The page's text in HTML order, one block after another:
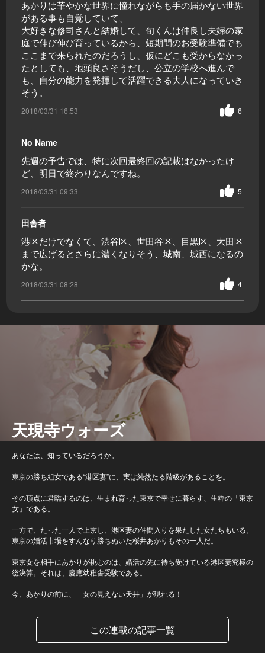
あかりは華やかな世界に憧れながらも手の届かない世界
がある事も自覚していて、
大好きな修司さんと結婚して、旬くんは仲良し夫婦の家
庭で伸び伸び育っているから、短期間のお受験準備でも
ここまで来られたのだろうし、仮にどこも受からなかっ
たとしても、地頭良さそうだし、公立の学校へ進んで
も、自分の能力を発揮して活躍できる大人になっていき
そう。
2018/03/31 16:53 6
No Name
先週の予告では、特に次回最終回の記載はなかったけ
ど、明日で終わりなんですね。
2018/03/31 09:33 5
田舎者
港区だけでなくて、渋谷区、世田谷区、目黒区、大田区
まで広げるとさらに濃くなりそう、城南、城西になるの
かな。
2018/03/31 08:28 4
天現寺ウォーズ
あなたは、知っているだろうか。
東京の勝ち組女である“港区妻”に、実は純然たる階級があることを。
その頂点に君臨するのは、生まれ育った東京で幸せに暮らす、生粋の「東京
女」である。
一方で、たった一人で上京し、港区妻の仲間入りを果たした女たちもいる。
東京の婚活市場をすんなり勝ちぬいた桜井あかりもその一人だ。
東京女を相手にあかりが挑むのは、婚活の先に待ち受けている港区妻究極の
総決算。それは、慶應幼稚舎受験である。
今、あかりの前に、「女の見えない天井」が現れる！
この連載の記事一覧